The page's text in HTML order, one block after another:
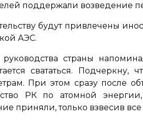
поддержали возведение
будут привлечены
АЭС.
страны
свататься.
При этом сразу после
РК по атомной
приняли, только взвесив все